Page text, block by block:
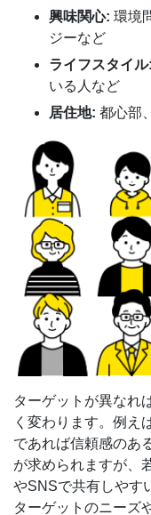
興味関心: 環境
ジーなど
ライフスタイル:
いる人など
居住地: 都心部
ターゲットが異なれ
く変わります。例え
であれば信頼感のあ
が求められますが、
やSNSで共有しやす
ターゲットのニーズ